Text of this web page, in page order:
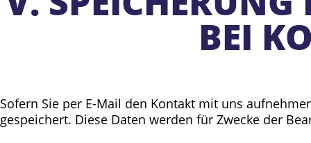
BEI
Sofern Sie per E-Mail den Kontakt mit uns
gespeichert. Diese Daten werden für Zwecke der